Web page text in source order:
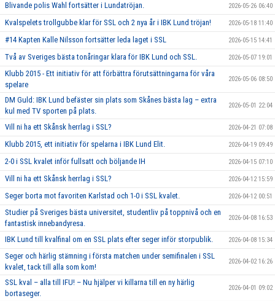
Blivande polis Wahl fortsätter i Lundatröjan. 2026-05-26 06:40
Kvalspelets trollgubbe klar för SSL och 2 nya år i IBK Lund tröjan! 2026-05-18 11:40
#14 Kapten Kalle Nilsson fortsätter leda laget i SSL 2026-05-15 14:41
Två av Sveriges bästa tonåringar klara för IBK Lund och SSL. 2026-05-07 19:01
Klubb 2015 - Ett initiativ för att förbättra förutsättningarna för våra
spelare
2026-05-06 08:50
DM Guld: IBK Lund befäster sin plats som Skånes bästa lag – extra
kul med TV sporten på plats.
2026-05-01 22:04
Vill ni ha ett Skånsk herrlag i SSL? 2026-04-21 07:08
Klubb 2015, ett initiativ för spelarna i IBK Lund Elit. 2026-04-19 09:49
2-0 i SSL kvalet inför fullsatt och böljande IH 2026-04-15 07:10
Vill ni ha ett Skånsk herrlag i SSL? 2026-04-12 15:59
Seger borta mot favoriten Karlstad och 1-0 i SSL kvalet. 2026-04-12 00:51
Studier på Sveriges bästa universitet, studentliv på toppnivå och en
fantastisk innebandyresa.
2026-04-08 16:53
IBK Lund till kvalfinal om en SSL plats efter seger inför storpublik. 2026-04-08 15:34
Seger och härlig stämning i första matchen under semifinalen i SSL
kvalet, tack till alla som kom!
2026-04-02 16:26
SSL kval – alla till IFU! – Nu hjälper vi killarna till en ny härlig
bortaseger.
2026-04-01 09:02